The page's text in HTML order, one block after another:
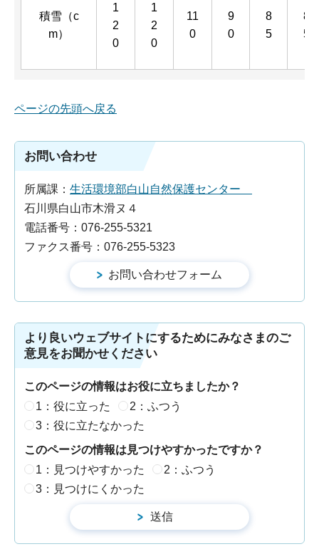
積雪（c
m）
1
2
0
1
2
0
11
0
9
0
8
5
8
5
ページの先頭へ戻る
お問い合わせ
所属課： 生活環境部白山自然保護センター
石川県白山市木滑ヌ４
電話番号：076-255-5321
ファクス番号：076-255-5323
より良いウェブサイトにするためにみなさまのご
意見をお聞かせください
このページの情報はお役に立ちましたか？
1：役に立った
2：ふつう
3：役に立たなかった
このページの情報は見つけやすかったですか？
1：見つけやすかった
2：ふつう
3：見つけにくかった